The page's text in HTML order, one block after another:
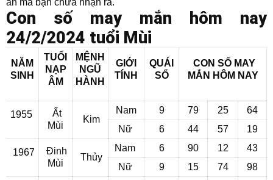
ẩn mà bạn chưa nhận ra.
Con số may mắn hôm nay
24/2/2024 tuổi Mùi
NĂM
SINH
TUỔI
NẠP
ÂM
MỆNH
NGŨ
HÀNH
GIỚI
TÍNH
QUÁI
SỐ
CON SỐ MAY
MẮN HÔM NAY
1955
Ất
Mùi
Kim
Nam 9 79 25
64
Nữ
6 44 57 19
1967
Đinh
Mùi
Thủy
Nam 6 90 12
43
Nữ
9 15 74 98